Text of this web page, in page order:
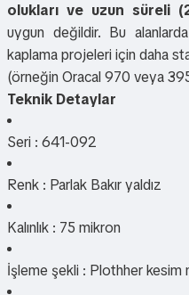
olukları ve uzun süreli
uygun değildir. Bu
kaplama projeleri için daha
(örneğin Oracal 970 veya
Teknik Detaylar
Seri : 641-092
Renk : Parlak Bakır yaldız
Kalınlık : 75 mikron
İşleme şekli : Plothher kesim